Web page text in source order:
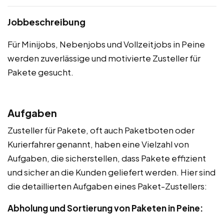
Jobbeschreibung
Für Minijobs, Nebenjobs und Vollzeitjobs in Peine
werden zuverlässige und motivierte Zusteller für
Pakete gesucht.
Aufgaben
Zusteller für Pakete, oft auch Paketboten oder
Kurierfahrer genannt, haben eine Vielzahl von
Aufgaben, die sicherstellen, dass Pakete effizient
und sicher an die Kunden geliefert werden. Hier sind
die detaillierten Aufgaben eines Paket-Zustellers:
Abholung und Sortierung von Paketen in Peine: